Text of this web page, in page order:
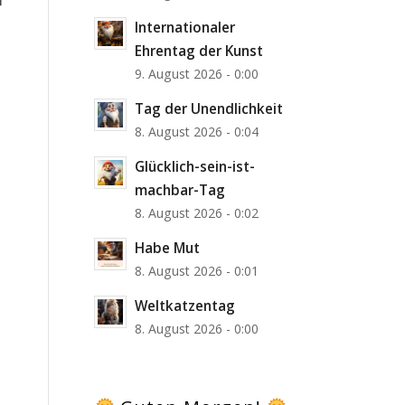
Internationaler
Ehrentag der Kunst
9. August 2026 - 0:00
Tag der Unendlichkeit
8. August 2026 - 0:04
Glücklich-sein-ist-
machbar-Tag
8. August 2026 - 0:02
Habe Mut
8. August 2026 - 0:01
Weltkatzentag
8. August 2026 - 0:00